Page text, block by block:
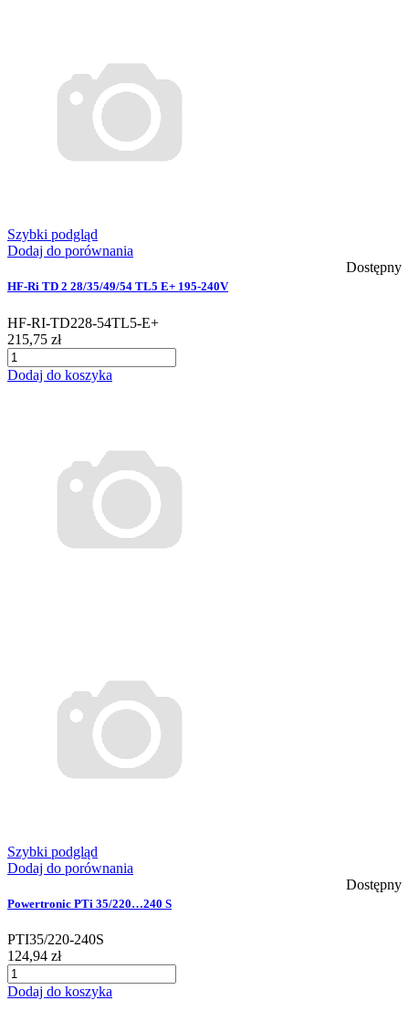
Szybki podgląd
Dodaj do porównania
Dostępny
HF-Ri TD 2 28/35/49/54 TL5 E+ 195-240V
HF-RI-TD228-54TL5-E+
215,75 zł
Dodaj do koszyka
Szybki podgląd
Dodaj do porównania
Dostępny
Powertronic PTi 35/220…240 S
PTI35/220-240S
124,94 zł
Dodaj do koszyka